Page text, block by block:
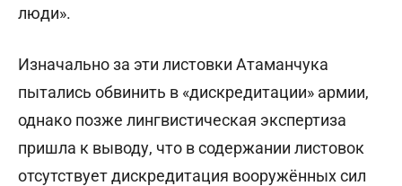
люди».
Изначально за эти листовки Атаманчука
пытались обвинить в «дискредитации» армии,
однако позже лингвистическая экспертиза
пришла к выводу, что в содержании листовок
отсутствует дискредитация вооружённых сил